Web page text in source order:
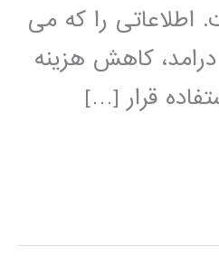
اطلاعاتی را که می
کاهش هزینه
قرار […]